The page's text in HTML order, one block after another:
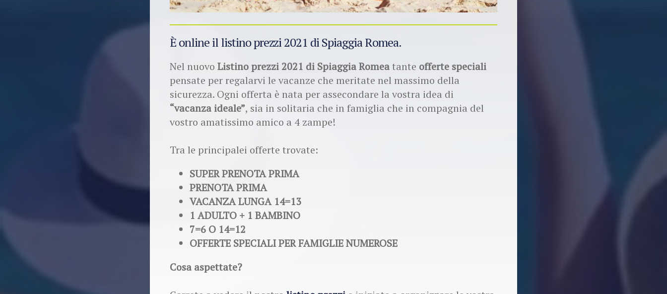
È online il listino prezzi 2021 di Spiaggia Romea.
Nel nuovo Listino prezzi 2021 di Spiaggia Romeatante offerte speciali
pensate per regalarvi le vacanze che meritate nel massimo della
sicurezza. Ogni offerta è nata per assecondare la vostra idea di
“vacanza ideale”, sia in solitaria che in famiglia che in compagnia del
vostro amatissimo amico a 4 zampe!
Tra le principalei offerte trovate:
SUPER PRENOTA PRIMA
PRENOTA PRIMA
VACANZA LUNGA 14=13
1 ADULTO + 1 BAMBINO
7=6 O 14=12
OFFERTE SPECIALI PER FAMIGLIE NUMEROSE
Cosa aspettate?